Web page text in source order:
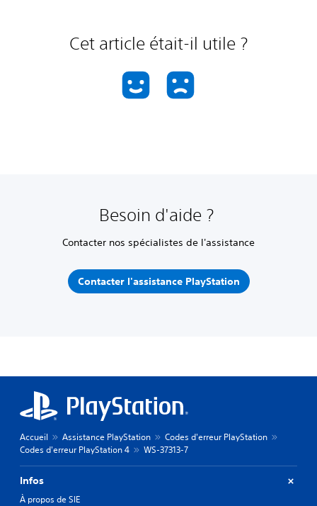
Cet article était-il utile ?
Besoin d'aide ?
Contacter nos spécialistes de l'assistance
Contacter l'assistance PlayStation
Accueil Assistance PlayStation
Codes d'erreur PlayStation
Codes d'erreur PlayStation 4
WS-37313-7
Infos
À propos de SIE